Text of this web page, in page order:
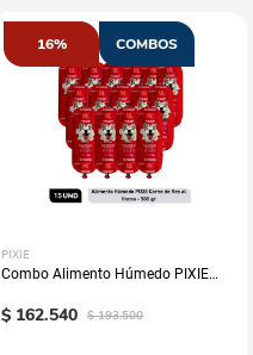
COMBOS
16%
PIXIE
Combo Alimento Húmedo PIXIE
$ 162.540 $ 193.500